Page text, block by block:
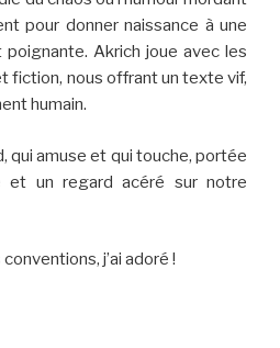
pour donner naissance à une
Akrich joue avec les
fiction, nous offrant un texte vif,
humain.
qui amuse et qui touche, portée
et un regard acéré sur notre
j’ai adoré !